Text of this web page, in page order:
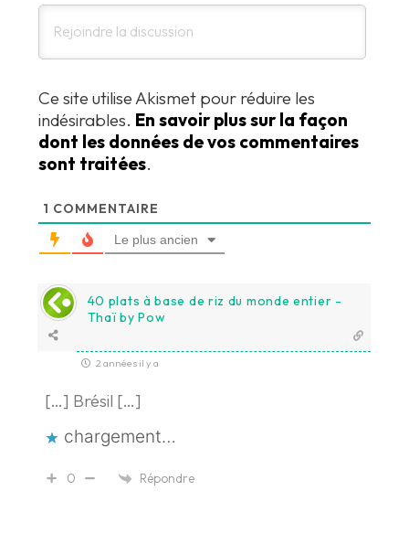
Ce site utilise Akismet pour réduire les
indésirables. En savoir plus sur la façon
dont les données de vos commentaires
sont traitées.
1 COMMENTAIRE
Le plus ancien
40 plats à base de riz du monde entier -
Thaï by Pow
2 années il y a
[…] Brésil […]
chargement…
0 Répondre